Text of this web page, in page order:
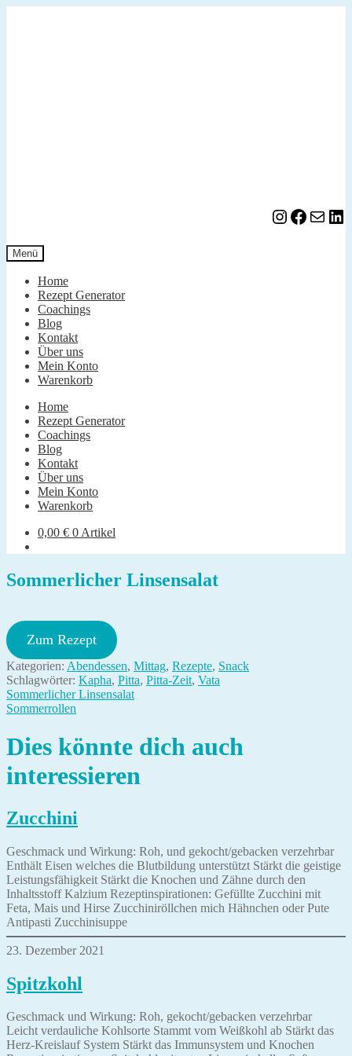
Instagram Facebook E-Mail LinkedIn
Menü
Home
Rezept Generator
Coachings
Blog
Kontakt
Über uns
Mein Konto
Warenkorb
Home
Rezept Generator
Coachings
Blog
Kontakt
Über uns
Mein Konto
Warenkorb
0,00 € 0 Artikel
Sommerlicher Linsensalat
Zum Rezept
Kategorien: Abendessen, Mittag, Rezepte, Snack
Schlagwörter: Kapha, Pitta, Pitta-Zeit, Vata
Beitragsnavigation
Vorheriger
Beitrag:
Sommerlicher Linsensalat
Nächster
Sommerrollen
Dies könnte dich auch
interessieren
Zucchini
Geschmack und Wirkung: Roh, und gekocht/gebacken verzehrbar
Enthält Eisen welches die Blutbildung unterstützt Stärkt die geistige
Leistungsfähigkeit Stärkt die Knochen und Zähne durch den
Inhaltsstoff Kalzium Rezeptinspirationen: Gefüllte Zucchini mit
Feta, Mais und Hirse Zucchiniröllchen mich Hähnchen oder Pute
Antipasti Zucchinisuppe
23. Dezember 2021
Spitzkohl
Geschmack und Wirkung: Roh, gekocht/gebacken verzehrbar
Leicht verdauliche Kohlsorte Stammt vom Weißkohl ab Stärkt das
Herz-Kreislauf System Stärkt das Immunsystem und Knochen